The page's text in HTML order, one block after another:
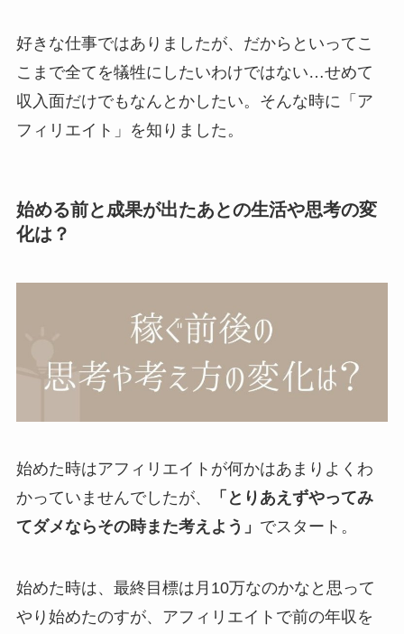
好きな仕事ではありましたが、だからといってこ
こまで全てを犠牲にしたいわけではない…せめて
収入面だけでもなんとかしたい。そんな時に「ア
フィリエイト」を知りました。
始める前と成果が出たあとの生活や思考の変
化は？
始めた時はアフィリエイトが何かはあまりよくわ
かっていませんでしたが、
「とりあえずやってみ
てダメならその時また考えよう」 でスタート。
始めた時は、最終目標は月10万なのかなと思って
やり始めたのすが、アフィリエイトで前の年収を